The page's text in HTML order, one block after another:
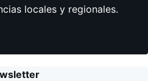
locales y regionales.